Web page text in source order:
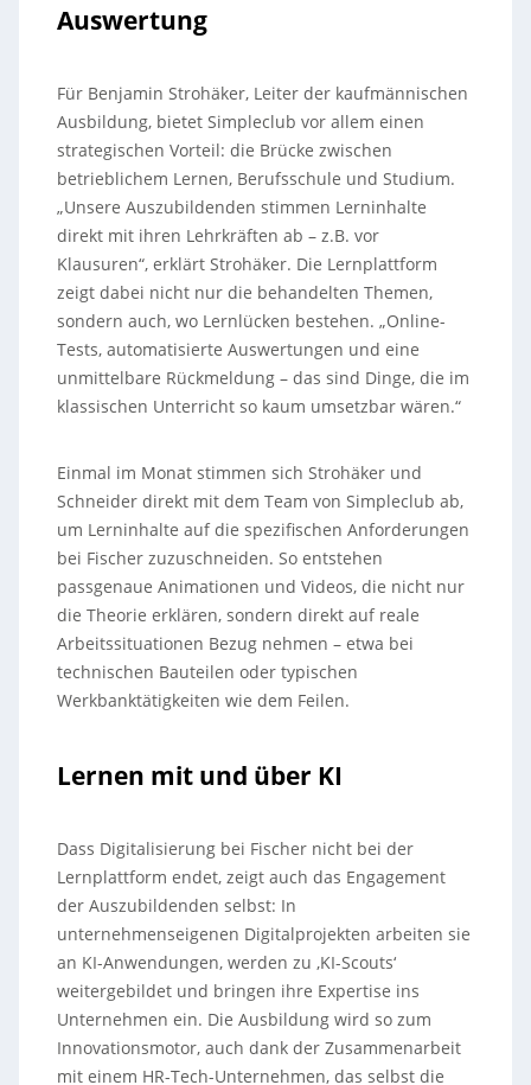
Auswertung
Für Benjamin Strohäker, Leiter der kaufmännischen
Ausbildung, bietet Simpleclub vor allem einen
strategischen Vorteil: die Brücke zwischen
betrieblichem Lernen, Berufsschule und Studium.
„Unsere Auszubildenden stimmen Lerninhalte
direkt mit ihren Lehrkräften ab – z.B. vor
Klausuren“, erklärt Strohäker. Die Lernplattform
zeigt dabei nicht nur die behandelten Themen,
sondern auch, wo Lernlücken bestehen. „Online-
Tests, automatisierte Auswertungen und eine
unmittelbare Rückmeldung – das sind Dinge, die im
klassischen Unterricht so kaum umsetzbar wären.“
Einmal im Monat stimmen sich Strohäker und
Schneider direkt mit dem Team von Simpleclub ab,
um Lerninhalte auf die spezifischen Anforderungen
bei Fischer zuzuschneiden. So entstehen
passgenaue Animationen und Videos, die nicht nur
die Theorie erklären, sondern direkt auf reale
Arbeitssituationen Bezug nehmen – etwa bei
technischen Bauteilen oder typischen
Werkbanktätigkeiten wie dem Feilen.
Lernen mit und über KI
Dass Digitalisierung bei Fischer nicht bei der
Lernplattform endet, zeigt auch das Engagement
der Auszubildenden selbst: In
unternehmenseigenen Digitalprojekten arbeiten sie
an KI-Anwendungen, werden zu ‚KI-Scouts‘
weitergebildet und bringen ihre Expertise ins
Unternehmen ein. Die Ausbildung wird so zum
Innovationsmotor, auch dank der Zusammenarbeit
mit einem HR-Tech-Unternehmen, das selbst die